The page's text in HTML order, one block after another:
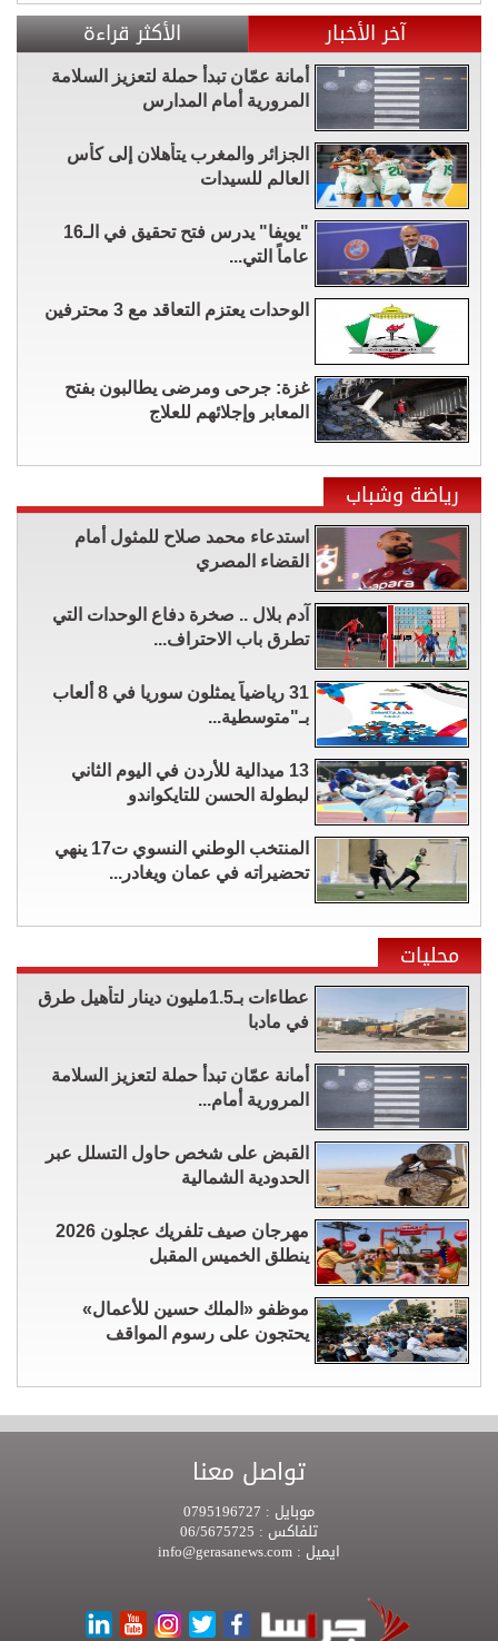
آخر الأخبار الأكثر قراءة
أمانة عمّان تبدأ حملة لتعزيز السلامة
المرورية أمام المدارس
الجزائر والمغرب يتأهلان إلى كأس
العالم للسيدات
"يويفا" يدرس فتح تحقيق في الـ16
عاماً التي...
الوحدات يعتزم التعاقد مع 3 محترفين
غزة: جرحى ومرضى يطالبون بفتح
المعابر وإجلائهم للعلاج
رياضة وشباب
استدعاء محمد صلاح للمثول أمام
القضاء المصري
آدم بلال .. صخرة دفاع الوحدات التي
تطرق باب الاحتراف...
31 رياضياً يمثلون سوريا في 8 ألعاب
بـ"متوسطية...
13 ميدالية للأردن في اليوم الثاني
لبطولة الحسن للتايكواندو
المنتخب الوطني النسوي ت17 ينهي
تحضيراته في عمان ويغادر...
محليات
عطاءات بـ1.5مليون دينار لتأهيل طرق
في مادبا
أمانة عمّان تبدأ حملة لتعزيز السلامة
المرورية أمام...
القبض على شخص حاول التسلل عبر
الحدودية الشمالية
مهرجان صيف تلفريك عجلون 2026
ينطلق الخميس المقبل
موظفو «الملك حسين للأعمال»
يحتجون على رسوم المواقف
تواصل معنا
موبايل :
تلفاكس :
ايميل :